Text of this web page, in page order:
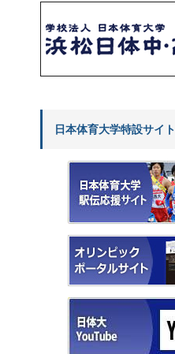
日本体育大学特設サイト